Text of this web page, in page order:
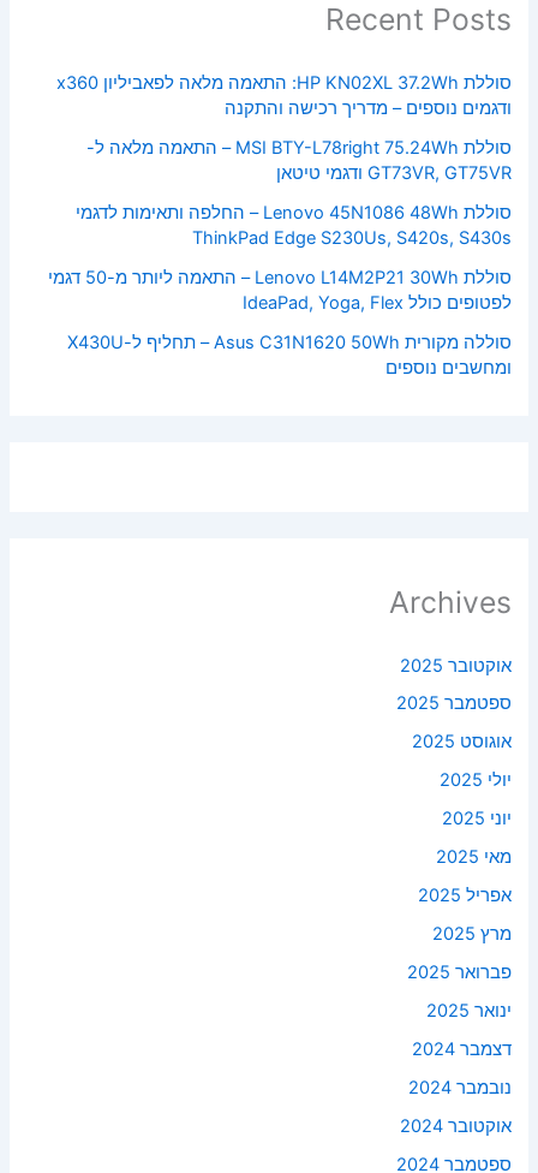
Recent Posts
סוללת HP KN02XL 37.2Wh: התאמה מלאה לפאביליון x360
ודגמים נוספים – מדריך רכישה והתקנה
סוללת MSI BTY-L78right 75.24Wh – התאמה מלאה ל-
GT73VR, GT75VR ודגמי טיטאן
סוללת Lenovo 45N1086 48Wh – החלפה ותאימות לדגמי
ThinkPad Edge S230Us, S420s, S430s
סוללת Lenovo L14M2P21 30Wh – התאמה ליותר מ-50 דגמי
לפטופים כולל IdeaPad, Yoga, Flex
סוללה מקורית Asus C31N1620 50Wh – תחליף ל-X430U
ומחשבים נוספים
Archives
אוקטובר 2025
ספטמבר 2025
אוגוסט 2025
יולי 2025
יוני 2025
מאי 2025
אפריל 2025
מרץ 2025
פברואר 2025
ינואר 2025
דצמבר 2024
נובמבר 2024
אוקטובר 2024
ספטמבר 2024